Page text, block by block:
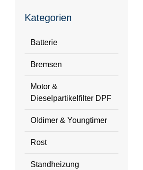
Kategorien
Batterie
Bremsen
Motor &
Dieselpartikelfilter DPF
Oldimer & Youngtimer
Rost
Standheizung